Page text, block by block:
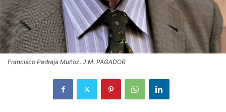
Francisco Pedraja Muñoz. J.M. PAGADOR